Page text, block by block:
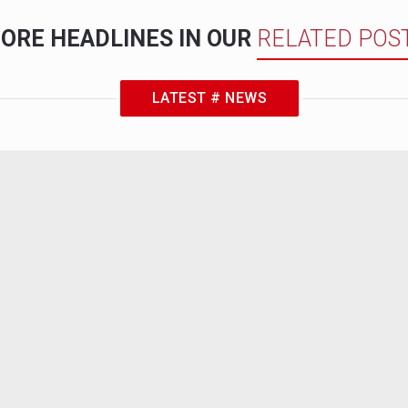
HEADLINES IN OUR RELATED
LATEST # NEWS